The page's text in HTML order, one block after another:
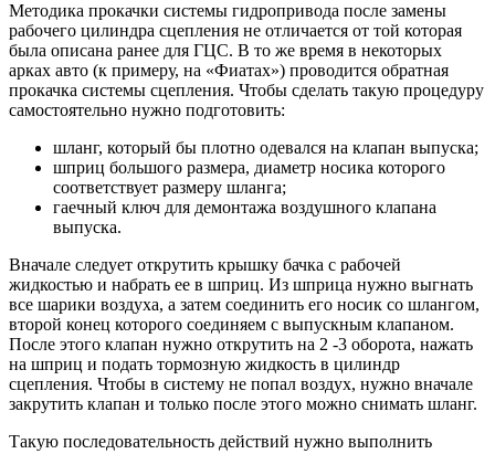
Методика прокачки системы гидропривода после замены
рабочего цилиндра сцепления не отличается от той которая
была описана ранее для ГЦС. В то же время в некоторых
арках авто (к примеру, на «Фиатах») проводится обратная
прокачка системы сцепления. Чтобы сделать такую процедуру
самостоятельно нужно подготовить:
шланг, который бы плотно одевался на клапан выпуска;
шприц большого размера, диаметр носика которого
соответствует размеру шланга;
гаечный ключ для демонтажа воздушного клапана
выпуска.
Вначале следует открутить крышку бачка с рабочей
жидкостью и набрать ее в шприц. Из шприца нужно выгнать
все шарики воздуха, а затем соединить его носик со шлангом,
второй конец которого соединяем с выпускным клапаном.
После этого клапан нужно открутить на 2 -3 оборота, нажать
на шприц и подать тормозную жидкость в цилиндр
сцепления. Чтобы в систему не попал воздух, нужно вначале
закрутить клапан и только после этого можно снимать шланг.
Такую последовательность действий нужно выполнить